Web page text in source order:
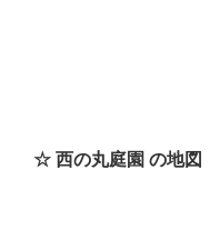
☆ 西の丸庭園 の地図